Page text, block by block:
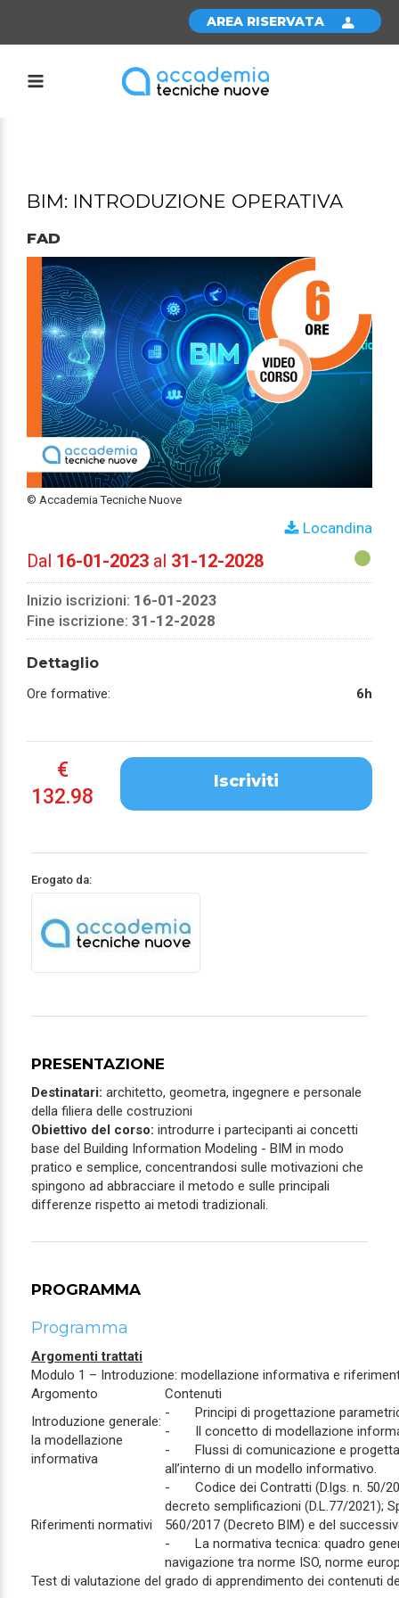
AREA RISERVATA
BIM: INTRODUZIONE OPERATIVA
FAD
© Accademia Tecniche Nuove
Locandina
Dal 16-01-2023 al 31-12-2028
Inizio iscrizioni: 16-01-2023
Fine iscrizione: 31-12-2028
Dettaglio
Ore formative: 6h
Iscriviti
€
132.98
Erogato da:
PRESENTAZIONE
Destinatari: architetto, geometra, ingegnere e personale
della filiera delle costruzioni
Obiettivo del corso: introdurre i partecipanti ai concetti
base del Building Information Modeling - BIM in modo
pratico e semplice, concentrandosi sulle motivazioni che
spingono ad abbracciare il metodo e sulle principali
differenze rispetto ai metodi tradizionali.
PROGRAMMA
Programma
Argomenti trattati
Modulo 1 – Introduzione: modellazione informativa e
Argomento
Contenuti
Introduzione generale:
la modellazione
informativa
- Principi di progettazione
- Il concetto di modellazione
- Flussi di comunicazione e
all’interno di un modello informativo.
Riferimenti normativi
- Codice dei Contratti (D.lgs. n. 50/
decreto semplificazioni (D.L.77/2021);
560/2017 (Decreto BIM) e del
- La normativa tecnica: quadro
navigazione tra norme ISO, norme
Test di valutazione del grado di apprendimento dei contenuti